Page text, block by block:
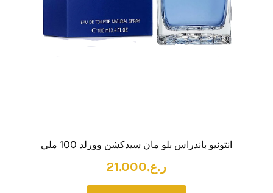
انتونيو باندراس بلو مان سيدكشن وورلد 100 ملي
ر.ع.21.000